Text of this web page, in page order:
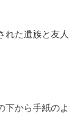
れた遺族と友人
下から手紙のよ